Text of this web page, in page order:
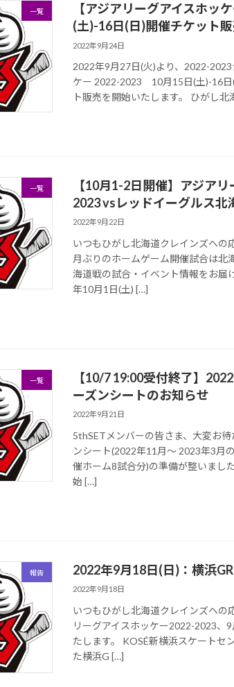
一覧
【アジアリーグアイスホッ
(土)-16日(日)開催チケット
2022年9月24日
2022年9月27日(火)より、2022-
ケー 2022-2023 10月15日(土)-16日
ト販売を開始いたします。 ひがし
一覧
【10月1-2日開催】アジア
2023 vsレッドイーグルス北
2022年9月22日
いつもひがし北海道クレインズへの
月ぶりのホームゲーム開催試合は北
海道戦の試合・イベント情報をお届
年10月1日(土) […]
一覧
【10/7 19:00受付終了】
ーズンシートのお知らせ
2022年9月21日
5thSETメンバーの皆さま、大変お
ンシート(2022年11月～ 2023年3月
催ホーム8試合分)の準備が整いまし
始 […]
報告 2022年9月18日(日)：横浜
2022年9月18日
いつもひがし北海道クレインズへの
リーグアイスホッケー2022-2023、
たします。 KOSÉ新横浜スケートセ
た横浜G […]